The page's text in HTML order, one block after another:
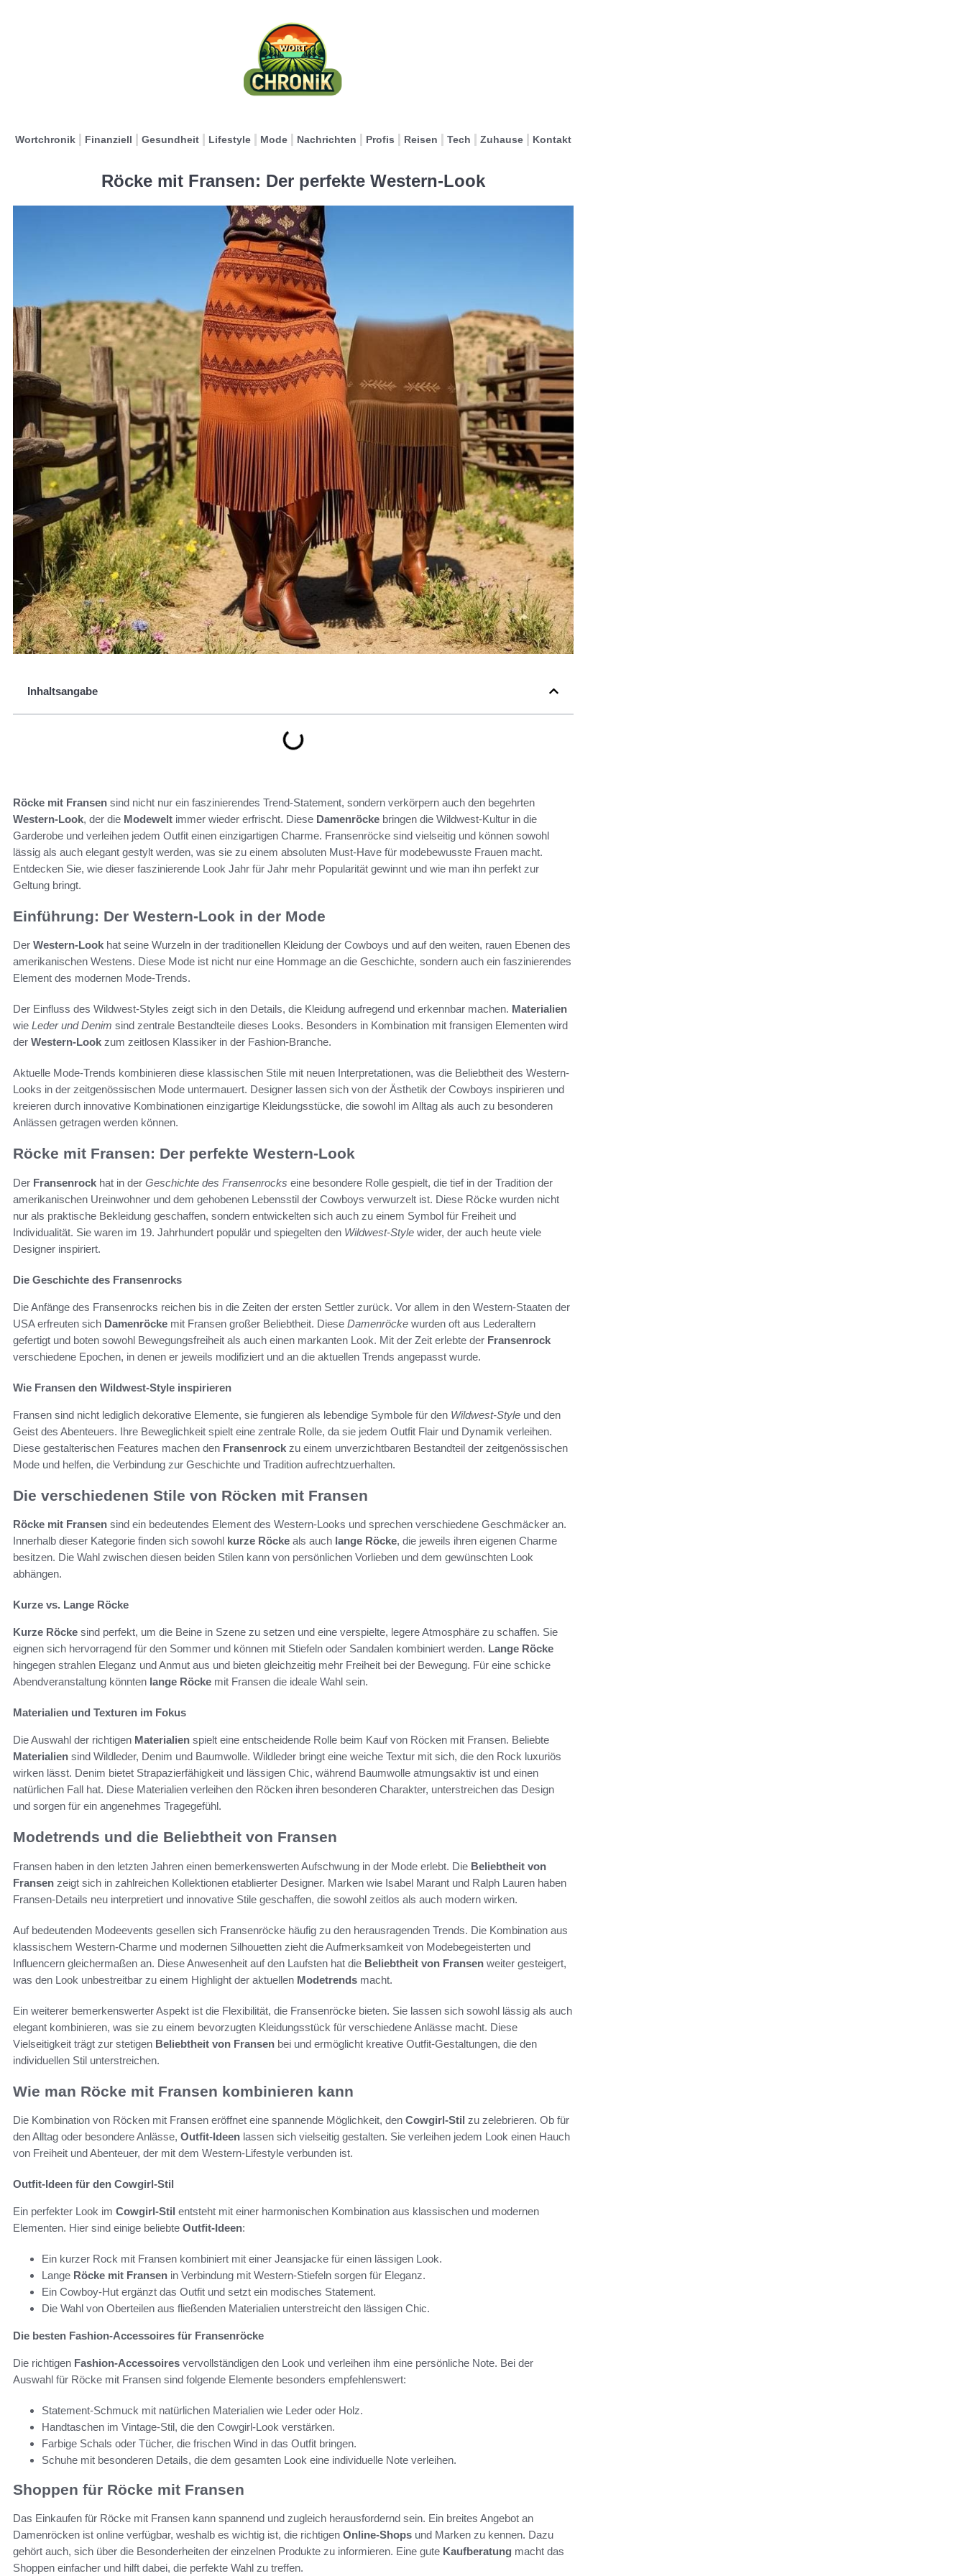
Wortchronik Finanziell Gesundheit Lifestyle Mode Nachrichten Profis Reisen Tech Zuhause Kontakt
Röcke mit Fransen: Der perfekte Western-Look
Inhaltsangabe
Röcke mit Fransen sind nicht nur ein faszinierendes Trend-Statement, sondern verkörpern auch den begehrten
Western-Look, der die Modewelt immer wieder erfrischt. Diese Damenröcke bringen die Wildwest-Kultur in die
Garderobe und verleihen jedem Outfit einen einzigartigen Charme. Fransenröcke sind vielseitig und können sowohl
lässig als auch elegant gestylt werden, was sie zu einem absoluten Must-Have für modebewusste Frauen macht.
Entdecken Sie, wie dieser faszinierende Look Jahr für Jahr mehr Popularität gewinnt und wie man ihn perfekt zur
Geltung bringt.
Einführung: Der Western-Look in der Mode
Der Western-Look hat seine Wurzeln in der traditionellen Kleidung der Cowboys und auf den weiten, rauen Ebenen des
amerikanischen Westens. Diese Mode ist nicht nur eine Hommage an die Geschichte, sondern auch ein faszinierendes
Element des modernen Mode-Trends.
Der Einfluss des Wildwest-Styles zeigt sich in den Details, die Kleidung aufregend und erkennbar machen. Materialien
wie Leder und Denim sind zentrale Bestandteile dieses Looks. Besonders in Kombination mit fransigen Elementen wird
der Western-Look zum zeitlosen Klassiker in der Fashion-Branche.
Aktuelle Mode-Trends kombinieren diese klassischen Stile mit neuen Interpretationen, was die Beliebtheit des Western-
Looks in der zeitgenössischen Mode untermauert. Designer lassen sich von der Ästhetik der Cowboys inspirieren und
kreieren durch innovative Kombinationen einzigartige Kleidungsstücke, die sowohl im Alltag als auch zu besonderen
Anlässen getragen werden können.
Röcke mit Fransen: Der perfekte Western-Look
Der Fransenrock hat in der Geschichte des Fransenrocks eine besondere Rolle gespielt, die tief in der Tradition der
amerikanischen Ureinwohner und dem gehobenen Lebensstil der Cowboys verwurzelt ist. Diese Röcke wurden nicht
nur als praktische Bekleidung geschaffen, sondern entwickelten sich auch zu einem Symbol für Freiheit und
Individualität. Sie waren im 19. Jahrhundert populär und spiegelten den Wildwest-Style wider, der auch heute viele
Designer inspiriert.
Die Geschichte des Fransenrocks
Die Anfänge des Fransenrocks reichen bis in die Zeiten der ersten Settler zurück. Vor allem in den Western-Staaten der
USA erfreuten sich Damenröcke mit Fransen großer Beliebtheit. Diese Damenröcke wurden oft aus Lederaltern
gefertigt und boten sowohl Bewegungsfreiheit als auch einen markanten Look. Mit der Zeit erlebte der Fransenrock
verschiedene Epochen, in denen er jeweils modifiziert und an die aktuellen Trends angepasst wurde.
Wie Fransen den Wildwest-Style inspirieren
Fransen sind nicht lediglich dekorative Elemente, sie fungieren als lebendige Symbole für den Wildwest-Style und den
Geist des Abenteuers. Ihre Beweglichkeit spielt eine zentrale Rolle, da sie jedem Outfit Flair und Dynamik verleihen.
Diese gestalterischen Features machen den Fransenrock zu einem unverzichtbaren Bestandteil der zeitgenössischen
Mode und helfen, die Verbindung zur Geschichte und Tradition aufrechtzuerhalten.
Die verschiedenen Stile von Röcken mit Fransen
Röcke mit Fransen sind ein bedeutendes Element des Western-Looks und sprechen verschiedene Geschmäcker an.
Innerhalb dieser Kategorie finden sich sowohl kurze Röcke als auch lange Röcke, die jeweils ihren eigenen Charme
besitzen. Die Wahl zwischen diesen beiden Stilen kann von persönlichen Vorlieben und dem gewünschten Look
abhängen.
Kurze vs. Lange Röcke
Kurze Röcke sind perfekt, um die Beine in Szene zu setzen und eine verspielte, legere Atmosphäre zu schaffen. Sie
eignen sich hervorragend für den Sommer und können mit Stiefeln oder Sandalen kombiniert werden. Lange Röcke
hingegen strahlen Eleganz und Anmut aus und bieten gleichzeitig mehr Freiheit bei der Bewegung. Für eine schicke
Abendveranstaltung könnten lange Röcke mit Fransen die ideale Wahl sein.
Materialien und Texturen im Fokus
Die Auswahl der richtigen Materialien spielt eine entscheidende Rolle beim Kauf von Röcken mit Fransen. Beliebte
Materialien sind Wildleder, Denim und Baumwolle. Wildleder bringt eine weiche Textur mit sich, die den Rock luxuriös
wirken lässt. Denim bietet Strapazierfähigkeit und lässigen Chic, während Baumwolle atmungsaktiv ist und einen
natürlichen Fall hat. Diese Materialien verleihen den Röcken ihren besonderen Charakter, unterstreichen das Design
und sorgen für ein angenehmes Tragegefühl.
Modetrends und die Beliebtheit von Fransen
Fransen haben in den letzten Jahren einen bemerkenswerten Aufschwung in der Mode erlebt. Die Beliebtheit von
Fransen zeigt sich in zahlreichen Kollektionen etablierter Designer. Marken wie Isabel Marant und Ralph Lauren haben
Fransen-Details neu interpretiert und innovative Stile geschaffen, die sowohl zeitlos als auch modern wirken.
Auf bedeutenden Modeevents gesellen sich Fransenröcke häufig zu den herausragenden Trends. Die Kombination aus
klassischem Western-Charme und modernen Silhouetten zieht die Aufmerksamkeit von Modebegeisterten und
Influencern gleichermaßen an. Diese Anwesenheit auf den Laufsten hat die Beliebtheit von Fransen weiter gesteigert,
was den Look unbestreitbar zu einem Highlight der aktuellen Modetrends macht.
Ein weiterer bemerkenswerter Aspekt ist die Flexibilität, die Fransenröcke bieten. Sie lassen sich sowohl lässig als auch
elegant kombinieren, was sie zu einem bevorzugten Kleidungsstück für verschiedene Anlässe macht. Diese
Vielseitigkeit trägt zur stetigen Beliebtheit von Fransen bei und ermöglicht kreative Outfit-Gestaltungen, die den
individuellen Stil unterstreichen.
Wie man Röcke mit Fransen kombinieren kann
Die Kombination von Röcken mit Fransen eröffnet eine spannende Möglichkeit, den Cowgirl-Stil zu zelebrieren. Ob für
den Alltag oder besondere Anlässe, Outfit-Ideen lassen sich vielseitig gestalten. Sie verleihen jedem Look einen Hauch
von Freiheit und Abenteuer, der mit dem Western-Lifestyle verbunden ist.
Outfit-Ideen für den Cowgirl-Stil
Ein perfekter Look im Cowgirl-Stil entsteht mit einer harmonischen Kombination aus klassischen und modernen
Elementen. Hier sind einige beliebte Outfit-Ideen:
Ein kurzer Rock mit Fransen kombiniert mit einer Jeansjacke für einen lässigen Look.
Lange Röcke mit Fransen in Verbindung mit Western-Stiefeln sorgen für Eleganz.
Ein Cowboy-Hut ergänzt das Outfit und setzt ein modisches Statement.
Die Wahl von Oberteilen aus fließenden Materialien unterstreicht den lässigen Chic.
Die besten Fashion-Accessoires für Fransenröcke
Die richtigen Fashion-Accessoires vervollständigen den Look und verleihen ihm eine persönliche Note. Bei der
Auswahl für Röcke mit Fransen sind folgende Elemente besonders empfehlenswert:
Statement-Schmuck mit natürlichen Materialien wie Leder oder Holz.
Handtaschen im Vintage-Stil, die den Cowgirl-Look verstärken.
Farbige Schals oder Tücher, die frischen Wind in das Outfit bringen.
Schuhe mit besonderen Details, die dem gesamten Look eine individuelle Note verleihen.
Shoppen für Röcke mit Fransen
Das Einkaufen für Röcke mit Fransen kann spannend und zugleich herausfordernd sein. Ein breites Angebot an
Damenröcken ist online verfügbar, weshalb es wichtig ist, die richtigen Online-Shops und Marken zu kennen. Dazu
gehört auch, sich über die Besonderheiten der einzelnen Produkte zu informieren. Eine gute Kaufberatung macht das
Shoppen einfacher und hilft dabei, die perfekte Wahl zu treffen.